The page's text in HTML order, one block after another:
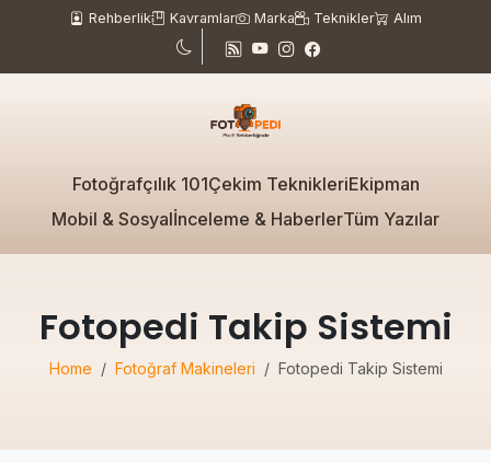
Rehberlik Kavramlar Marka Teknikler Alım
Fotoğrafçılık 101Çekim TeknikleriEkipman
Mobil & Sosyalİnceleme & HaberlerTüm Yazılar
Fotopedi Takip Sistemi
Home Fotoğraf Makineleri Fotopedi Takip Sistemi